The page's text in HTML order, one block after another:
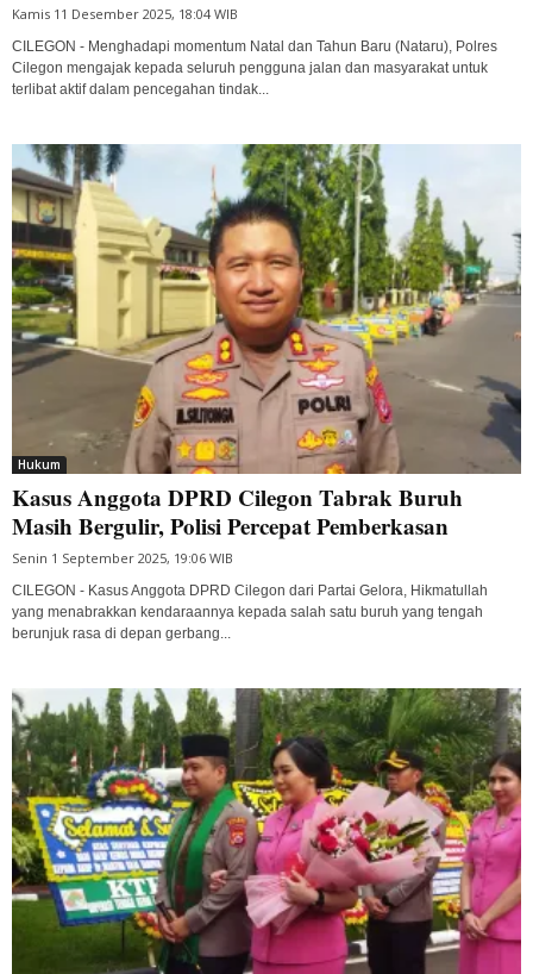
Kamis 11 Desember 2025, 18:04 WIB
CILEGON - Menghadapi momentum Natal dan Tahun Baru (Nataru), Polres
Cilegon mengajak kepada seluruh pengguna jalan dan masyarakat untuk
terlibat aktif dalam pencegahan tindak...
Hukum
Kasus Anggota DPRD Cilegon Tabrak Buruh
Masih Bergulir, Polisi Percepat Pemberkasan
Senin 1 September 2025, 19:06 WIB
CILEGON - Kasus Anggota DPRD Cilegon dari Partai Gelora, Hikmatullah
yang menabrakkan kendaraannya kepada salah satu buruh yang tengah
berunjuk rasa di depan gerbang...